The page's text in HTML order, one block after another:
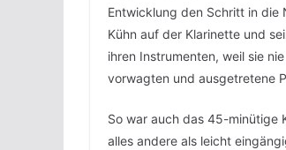
Entwicklung den Schritt in die
Kühn auf der Klarinette und
ihren Instrumenten, weil sie
vorwagten und ausgetretene
So war auch das 45-minütige
alles andere als leicht